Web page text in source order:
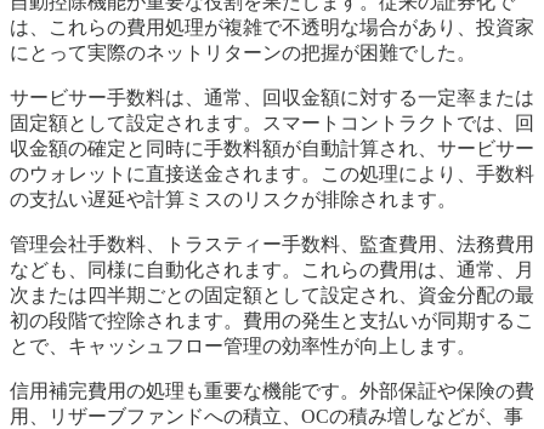
は、これらの費用処理が複雑で不透明な場合があり、投資家
にとって実際のネットリターンの把握が困難でした。
サービサー手数料は、通常、回収金額に対する一定率または
固定額として設定されます。スマートコントラクトでは、回
収金額の確定と同時に手数料額が自動計算され、サービサー
のウォレットに直接送金されます。この処理により、手数料
の支払い遅延や計算ミスのリスクが排除されます。
管理会社手数料、トラスティー手数料、監査費用、法務費用
なども、同様に自動化されます。これらの費用は、通常、月
次または四半期ごとの固定額として設定され、資金分配の最
初の段階で控除されます。費用の発生と支払いが同期するこ
とで、キャッシュフロー管理の効率性が向上します。
信用補完費用の処理も重要な機能です。外部保証や保険の費
用、リザーブファンドへの積立、OCの積み増しなどが、事